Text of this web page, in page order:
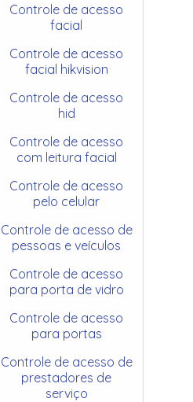
Controle de acesso
facial
Controle de acesso
facial hikvision
Controle de acesso
hid
Controle de acesso
com leitura facial
Controle de acesso
pelo celular
Controle de acesso de
pessoas e veículos
Controle de acesso
para porta de vidro
Controle de acesso
para portas
Controle de acesso de
prestadores de
serviço